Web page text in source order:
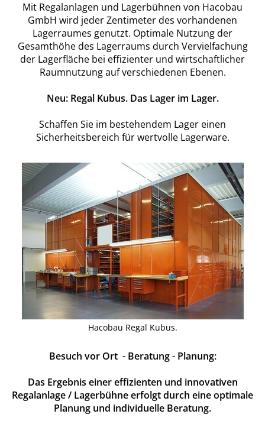
Mit Regalanlagen und Lagerbühnen von Hacobau
GmbH wird jeder Zentimeter des vorhandenen
Lagerraumes genutzt. Optimale Nutzung der
Gesamthöhe des Lagerraums durch Vervielfachung
der Lagerfläche bei effizienter und wirtschaftlicher
Raumnutzung auf verschiedenen Ebenen.
Neu: Regal Kubus. Das Lager im Lager.
Schaffen Sie im bestehendem Lager einen
Sicherheitsbereich für wertvolle Lagerware.
Hacobau Regal Kubus.
Besuch vor Ort - Beratung - Planung:
Das Ergebnis einer effizienten und innovativen
Regalanlage / Lagerbühne erfolgt durch eine optimale
Planung und individuelle Beratung.